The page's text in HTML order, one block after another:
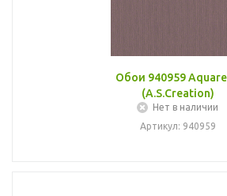
Обои 940959
(A.S.Creation)
Нет в наличии
Артикул: 940959